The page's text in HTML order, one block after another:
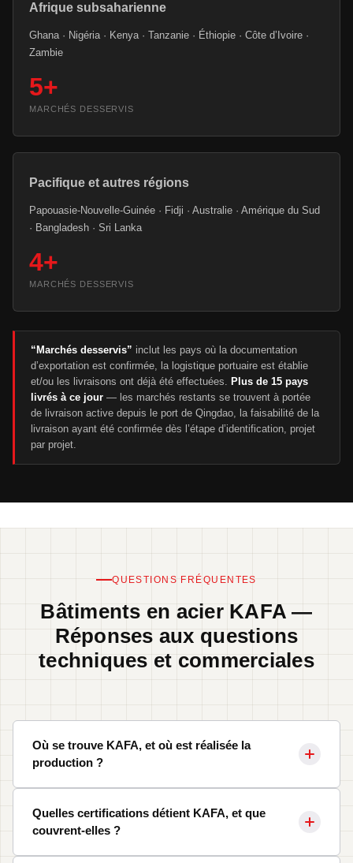
Afrique subsaharienne
Ghana · Nigéria · Kenya · Tanzanie · Éthiopie · Côte d’Ivoire ·
Zambie
5+
MARCHÉS DESSERVIS
Pacifique et autres régions
Papouasie-Nouvelle-Guinée · Fidji · Australie · Amérique du Sud
· Bangladesh · Sri Lanka
4+
MARCHÉS DESSERVIS
“Marchés desservis” inclut les pays où la documentation
d’exportation est confirmée, la logistique portuaire est établie
et/ou les livraisons ont déjà été effectuées. Plus de 15 pays
livrés à ce jour — les marchés restants se trouvent à portée
de livraison active depuis le port de Qingdao, la faisabilité de la
livraison ayant été confirmée dès l’étape d’identification, projet
par projet.
QUESTIONS FRÉQUENTES
Bâtiments en acier KAFA —
Réponses aux questions
techniques et commerciales
Où se trouve KAFA, et où est réalisée la
production ?
Quelles certifications détient KAFA, et que
couvrent-elles ?